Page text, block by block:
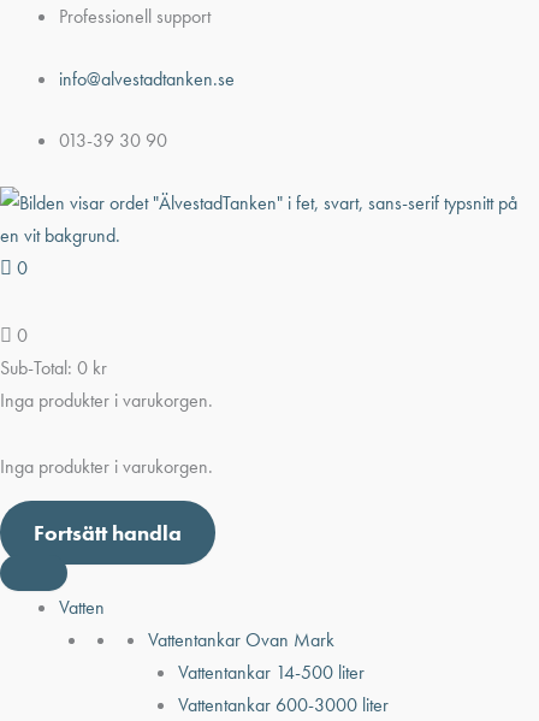
Hoppa
innehåll
Professionell support
info@alvestadtanken.se
013-39 30 90
0
0
Sub-Total: 0 kr
Inga produkter i varukorgen.
Inga produkter i varukorgen.
Fortsätt handla
Vatten
Vattentankar Ovan Mark
Vattentankar 14-500 liter
Vattentankar 600-3000 liter